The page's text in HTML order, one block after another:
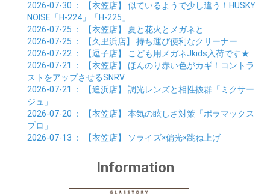
2026-07-30 ： 【衣笠店】 似ているようで少し違う！HUSKY
NOISE「H-224」「H-225」
2026-07-25 ： 【衣笠店】 夏と花火とメガネと
2026-07-25 ： 【久里浜店】 持ち運び便利なクリーナー
2026-07-22 ： 【逗子店】 こども用メガネJkids入荷です★
2026-07-21
： 【衣笠店】 ほんのり赤い色がカギ！コントラ
ストをアップさせるSNRV
2026-07-21
： 【追浜店】 調光レンズと相性抜群「ミクサー
ジュ」
2026-07-20 ： 【衣笠店】 本気の眩しさ対策「ポラマックス
プロ」
2026-07-13 ： 【衣笠店】 ソライズ×偏光×跳ね上げ
Information